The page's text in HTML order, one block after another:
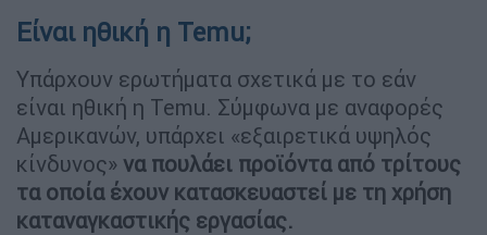
Είναι ηθική η Temu;
Υπάρχουν ερωτήματα σχετικά με το εάν
είναι ηθική η Temu. Σύμφωνα με αναφορές
Αμερικανών, υπάρχει «εξαιρετικά υψηλός
κίνδυνος» να πουλάει προϊόντα από τρίτους
τα οποία έχουν κατασκευαστεί με τη χρήση
καταναγκαστικής εργασίας.